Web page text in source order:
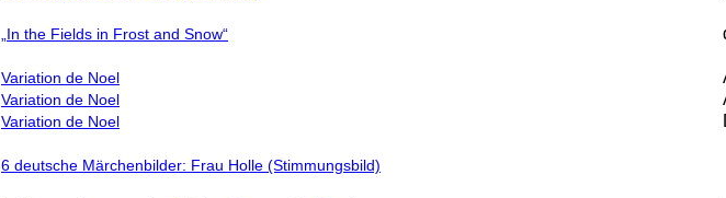
„In the Fields in Frost and Snow“
Variation de Noel
Variation de Noel
Variation de Noel
6 deutsche Märchenbilder: Frau Holle (Stimmungsbild)